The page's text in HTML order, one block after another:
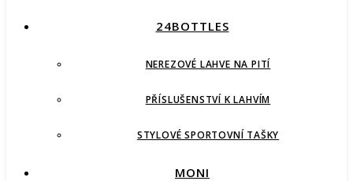
24BOTTLES
NEREZOVÉ LAHVE NA PITÍ
PŘÍSLUŠENSTVÍ K LAHVÍM
STYLOVÉ SPORTOVNÍ TAŠKY
MONI